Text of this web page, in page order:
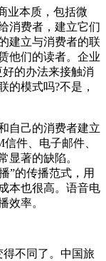
本质，包括微
消费者，建立它们
建立与消费者的联
他们的读者。企业
的办法来接触消
的模式吗?不是，
己的消费者建立
件、电子邮件、
显著的缺陷。
”的传播范式，用
本也很高。语音电
效率。
不同了。中国旅